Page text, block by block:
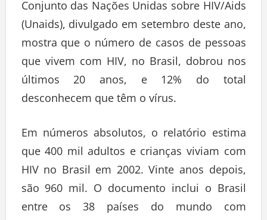
Conjunto das Nações Unidas sobre HIV/Aids
(Unaids), divulgado em setembro deste ano,
mostra que o número de casos de pessoas
que vivem com HIV, no Brasil, dobrou nos
últimos 20 anos, e 12% do total
desconhecem que têm o vírus.
Em números absolutos, o relatório estima
que 400 mil adultos e crianças viviam com
HIV no Brasil em 2002. Vinte anos depois,
são 960 mil. O documento inclui o Brasil
entre os 38 países do mundo com